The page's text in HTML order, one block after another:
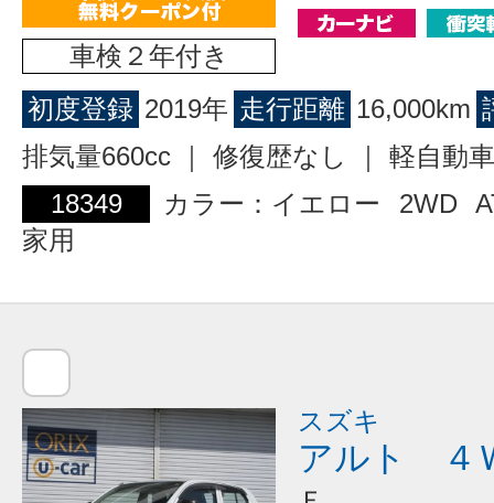
車検２年付き
初度登録 2019年 走行距離 16,000km
排気量660cc ｜ 修復歴なし ｜ 軽自動車
18349
カラー：イエロー 2WD
家用
スズキ
アルト ４